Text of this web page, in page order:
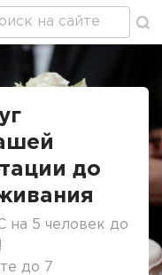
до
на 5 человек до
до 7